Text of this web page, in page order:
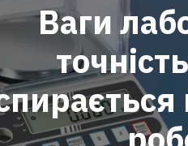
Ваги